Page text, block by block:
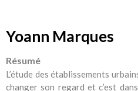
Yoann Marques
Résumé
L’étude des établissements
changer son regard et c’est